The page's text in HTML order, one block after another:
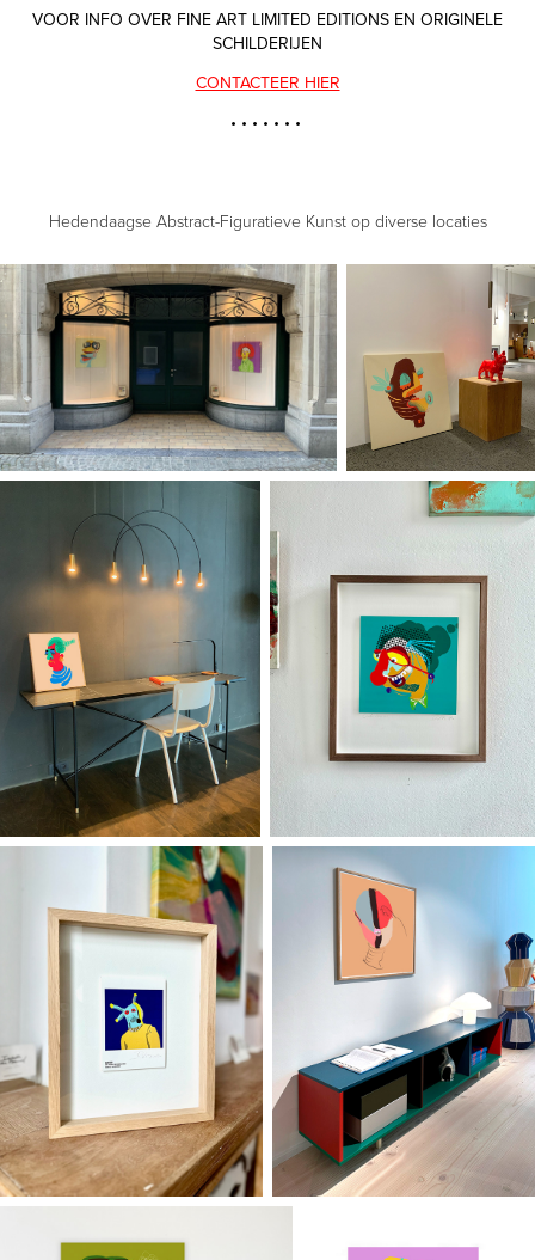
VOOR INFO OVER FINE ART LIMITED EDITIONS EN ORIGINELE
SCHILDERIJEN
CONTACTEER HIER
• • • • • • •
Hedendaagse Abstract-Figuratieve Kunst op diverse locaties